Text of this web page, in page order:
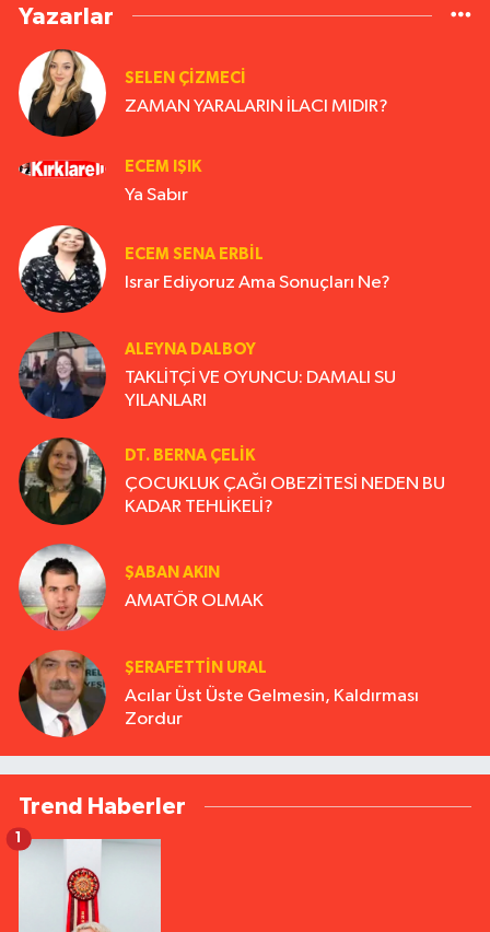
Yazarlar
SELEN ÇİZMECİ
ZAMAN YARALARIN İLACI MIDIR?
ECEM IŞIK
Ya Sabır
ECEM SENA ERBIL
Israr Ediyoruz Ama Sonuçları Ne?
ALEYNA DALBOY
TAKLİTÇİ VE OYUNCU: DAMALI SU
YILANLARI
DT. BERNA ÇELIK
ÇOCUKLUK ÇAĞI OBEZİTESİ NEDEN BU
KADAR TEHLİKELİ?
ŞABAN AKIN
AMATÖR OLMAK
ŞERAFETTIN URAL
Acılar Üst Üste Gelmesin, Kaldırması
Zordur
Trend Haberler
1